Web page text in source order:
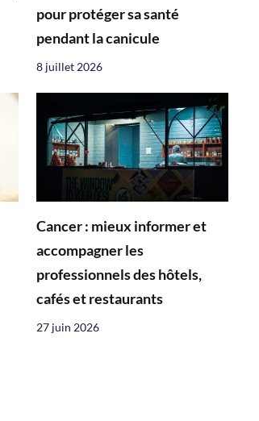
pour protéger sa santé
pendant la canicule
8 juillet 2026
Cancer : mieux informer et
accompagner les
professionnels des hôtels,
cafés et restaurants
27 juin 2026